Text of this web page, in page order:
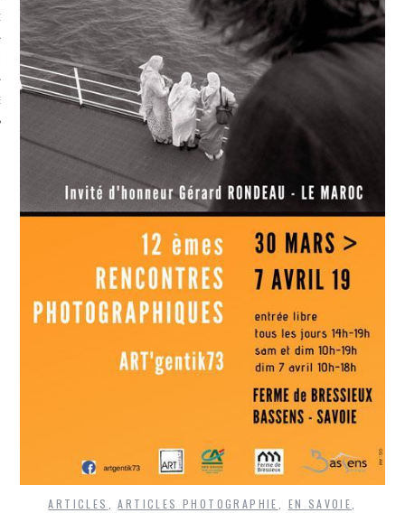
PODCAST
ARTICLES ,ARTICLES PHOTOGRAPHIE EN SAVOIE